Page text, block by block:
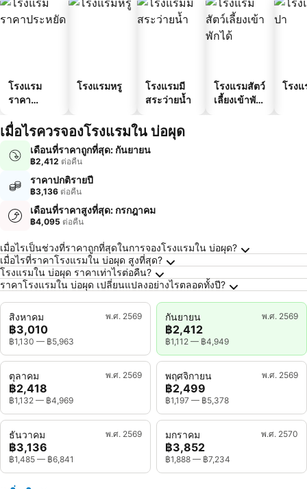
โรงแรม
ราคา
โรงแรมหรู
โรงแรมมี
สระว่ายน้ำ
โรงแรมสัตว์
เลี้ยงเข้าพัก
โรง
เมื่อไรควรจองโรงแรมใน บ่อผุด
เดือนที่ราคาถูกที่สุด: กันยายน
฿2,412 ต่อคืน
ราคาปกติรายปี
฿3,136 ต่อคืน
เดือนที่ราคาสูงที่สุด: กรกฎาคม
฿4,095 ต่อคืน
คำถามที่พบบ่อยเกี่ยวกับ บ่อผุด
เมื่อไรเป็นช่วงที่ราคาถูกที่สุดในการจองโรงแรมใน บ่อผุด?
เมื่อไรที่ราคาโรงแรมใน บ่อผุด สูงที่สุด?
โรงแรมใน บ่อผุด ราคาเท่าไรต่อคืน?
ราคาโรงแรมใน บ่อผุด เปลี่ยนแปลงอย่างไรตลอดทั้งปี?
สิงหาคม พ.ศ. 2569
฿3,010
฿1,130 — ฿5,963
กันยายน พ.ศ. 2569
฿2,412
฿1,112 — ฿4,949
ตุลาคม พ.ศ. 2569
฿2,418
฿1,132 — ฿4,969
พฤศจิกายน พ.ศ. 2569
฿2,499
฿1,197 — ฿5,378
ธันวาคม พ.ศ. 2569
฿3,136
฿1,485 — ฿6,841
มกราคม พ.ศ. 2570
฿3,852
฿1,888 — ฿7,234